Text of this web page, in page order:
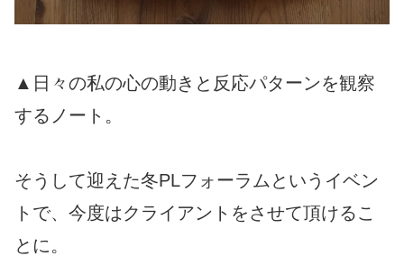
▲日々の私の心の動きと反応パターンを観察
するノート。
そうして迎えた冬PLフォーラムというイベン
トで、今度はクライアントをさせて頂けるこ
とに。